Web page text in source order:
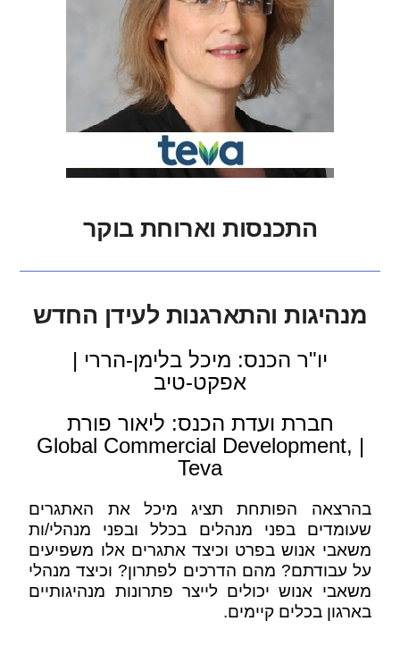
התכנסות וארוחת בוקר
מנהיגות והתארגנות לעידן החדש
יו"ר הכנס: מיכל בלימן-הררי |
אפקט-טיב
חברת ועדת הכנס: ליאור פורת
| Global Commercial Development,
Teva
בהרצאה הפותחת תציג מיכל את האתגרים
שעומדים בפני מנהלים בכלל ובפני מנהלי/ות
משאבי אנוש בפרט וכיצד אתגרים אלו משפיעים
על עבודתם? מהם הדרכים לפתרון? וכיצד מנהלי
משאבי אנוש יכולים לייצר פתרונות מנהיגותיים
בארגון בכלים קיימים.